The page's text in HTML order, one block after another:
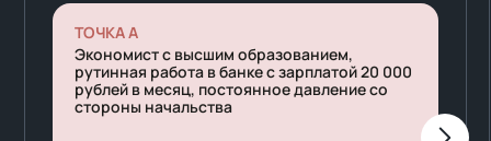
ТОЧКА А
Экономист с высшим образованием,
рутинная работа в банке с зарплатой 20 000
рублей в месяц, постоянное давление со
стороны начальства